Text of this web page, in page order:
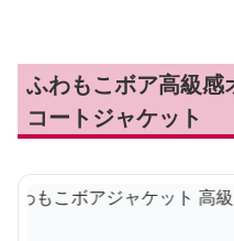
ふわもこボア高級感
コートジャケット